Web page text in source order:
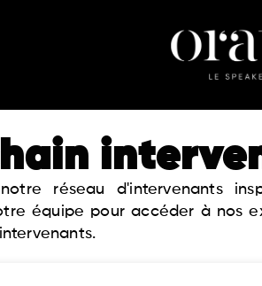
réseau d'intervenants
équipe pour accéder à nos